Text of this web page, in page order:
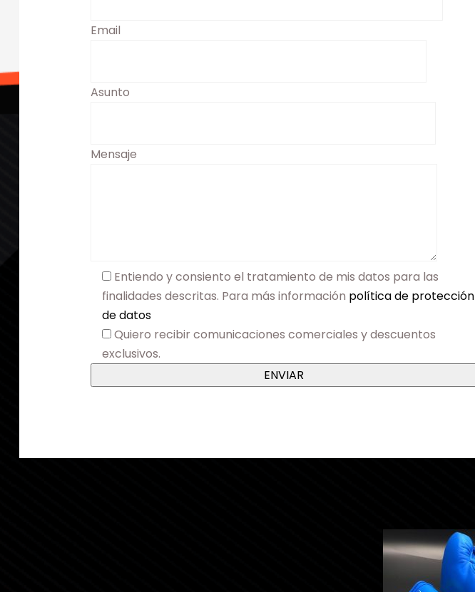
Email
Asunto
Mensaje
Entiendo y consiento el tratamiento de mis datos para las
finalidades descritas. Para más información política de protección
de datos
Quiero recibir comunicaciones comerciales y descuentos
exclusivos.